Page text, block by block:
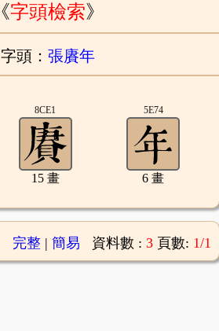
《字頭檢索》
字頭： 張賡年
8CE1
15 畫
5E74
6 畫
完整| 簡易 資料數 : 3 頁數: 1/1